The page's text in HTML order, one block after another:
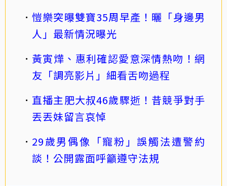
愷樂突曝雙寶35周早產！曬「身邊男
人」最新情況曝光
黃寅燁、惠利確認愛意深情熱吻！網
友「調亮影片」細看舌吻過程
直播主肥大叔46歲驟逝！昔競爭對手
丟丟妹留言哀悼
29歲男偶像「寵粉」誤觸法遭警約
談！公開露面呼籲遵守法規